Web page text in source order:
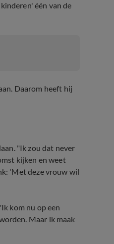
één van de
Daarom heeft hij
"Ik zou dat never
kijken en weet
'Met deze vrouw wil
kom nu op een
Maar ik maak